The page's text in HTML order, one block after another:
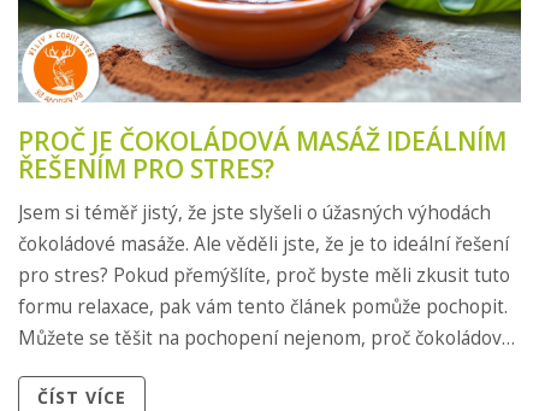
PROČ JE ČOKOLÁDOVÁ MASÁŽ IDEÁLNÍM
ŘEŠENÍM PRO STRES?
Jsem si téměř jistý, že jste slyšeli o úžasných výhodách
čokoládové masáže. Ale věděli jste, že je to ideální řešení
pro stres? Pokud přemýšlíte, proč byste měli zkusit tuto
formu relaxace, pak vám tento článek pomůže pochopit.
Můžete se těšit na pochopení nejenom, proč čokoládová
vám může pomoci zlepšit celkové zdraví a pohodu.
ČÍST VÍCE